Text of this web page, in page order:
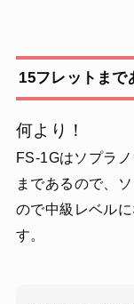
15フレットまで
何より！
FS-1Gはソプラ
まであるので、
ので中級レベル
す。